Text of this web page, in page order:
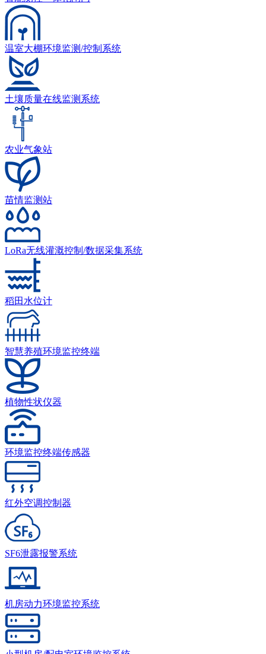
温室大棚环境监测/控制系统
土壤质量在线监测系统
农业气象站
苗情监测站
LoRa无线灌溉控制/数据采集系统
稻田水位计
智慧养殖环境监控终端
植物性状仪器
环境监控终端传感器
红外空调控制器
SF6泄露报警系统
机房动力环境监控系统